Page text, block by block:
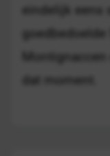
eindelijk eens
goedbedoelde
dat moment.